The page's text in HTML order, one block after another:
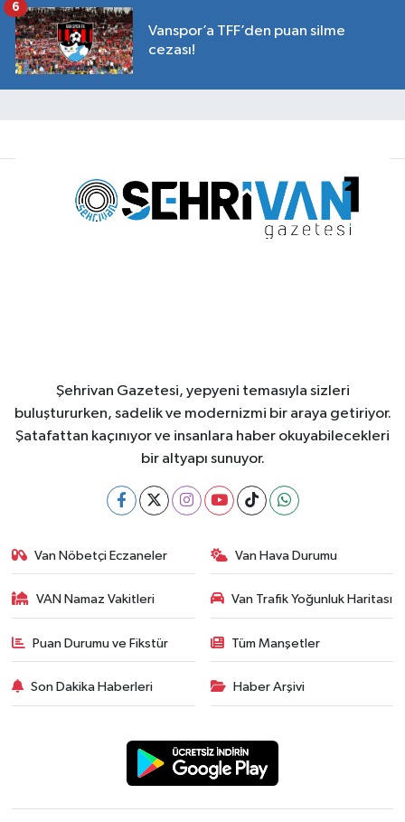
Vanspor’a TFF’den puan silme
cezası!
6
Şehrivan Gazetesi, yepyeni temasıyla sizleri
buluştururken, sadelik ve modernizmi bir araya getiriyor.
Şatafattan kaçınıyor ve insanlara haber okuyabilecekleri
bir altyapı sunuyor.
Van Nöbetçi Eczaneler Van Hava Durumu
VAN Namaz Vakitleri Van Trafik Yoğunluk Haritası
Puan Durumu ve Fikstür Tüm Manşetler
Son Dakika Haberleri Haber Arşivi